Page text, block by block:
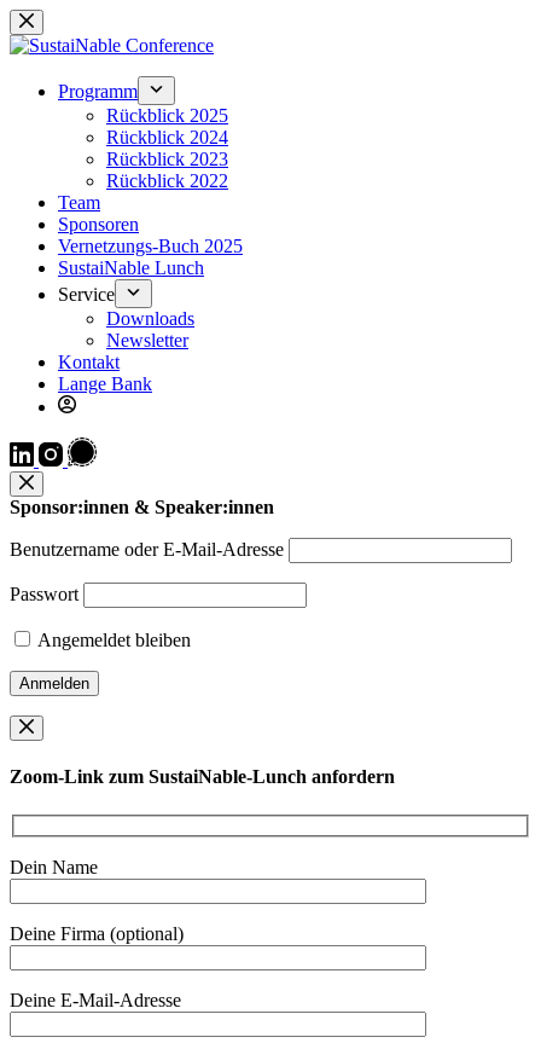
Zum
Inhalt
Programm
Rückblick 2025
Rückblick 2024
Rückblick 2023
Rückblick 2022
Team
Sponsoren
Vernetzungs-Buch 2025
SustaiNable Lunch
Service
Downloads
Newsletter
Kontakt
Lange Bank
Sponsor:innen & Speaker:innen
Benutzername oder E-Mail-Adresse
Passwort
Angemeldet bleiben
Zoom-Link zum SustaiNable-Lunch anfordern
Dein Name
Deine Firma (optional)
Deine E-Mail-Adresse